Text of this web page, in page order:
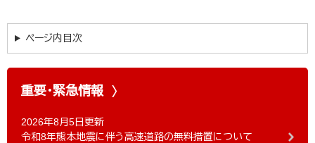
ページ内目次
重要・緊急情報
2026年8月5日更新
令和8年熊本地震に伴う高速道路の無料措置について